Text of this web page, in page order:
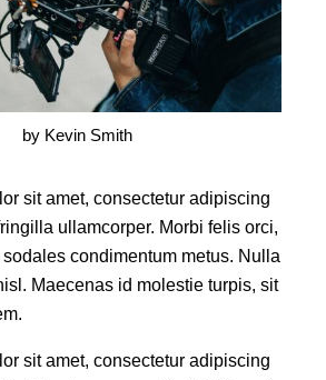
by Kevin Smith
sit amet, consectetur adipiscing
ullamcorper. Morbi felis orci,
sodales condimentum metus. Nulla
Maecenas id molestie turpis, sit
sit amet, consectetur adipiscing